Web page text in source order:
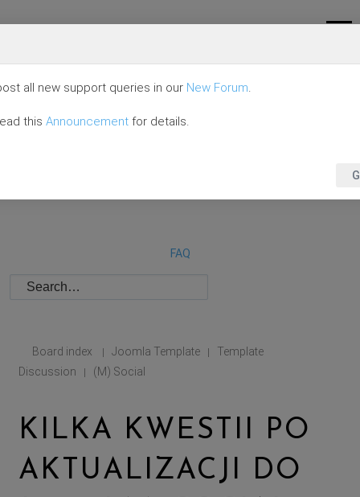
FAQ
Board index | Joomla Template |
Template
Discussion
| (M) Social
KILKA KWESTII PO
AKTUALIZACJI DO
all new support queries in our New Forum.
this Announcement for details.